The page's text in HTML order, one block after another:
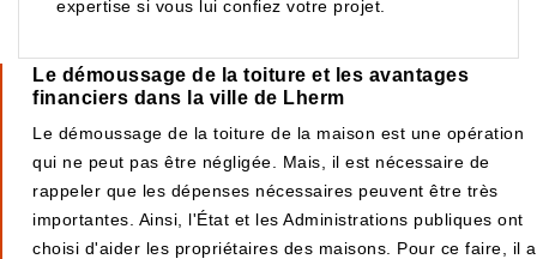
expertise si vous lui confiez votre projet.
Le démoussage de la toiture et les avantages
financiers dans la ville de Lherm
Le démoussage de la toiture de la maison est une opération
qui ne peut pas être négligée. Mais, il est nécessaire de
rappeler que les dépenses nécessaires peuvent être très
importantes. Ainsi, l'État et les Administrations publiques ont
choisi d'aider les propriétaires des maisons. Pour ce faire, il a